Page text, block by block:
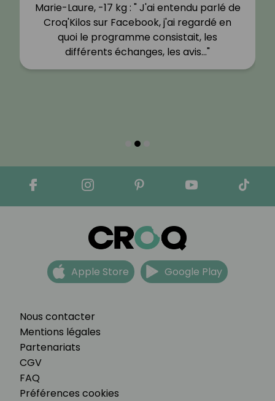
Marie-Laure, -17 kg : " J'ai entendu parlé de
Croq'Kilos sur Facebook, j'ai regardé en
quoi le programme consistait, les
différents échanges, les avis…"
Nous contacter
Mentions légales
Partenariats
CGV
FAQ
Préférences cookies
Apple Store Google Play